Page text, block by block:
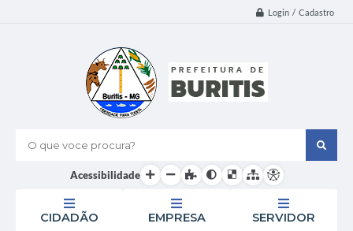
Login / Cadastro
O que voce procura?
Acessibilidade
CIDADÃO EMPRESA SERVIDOR